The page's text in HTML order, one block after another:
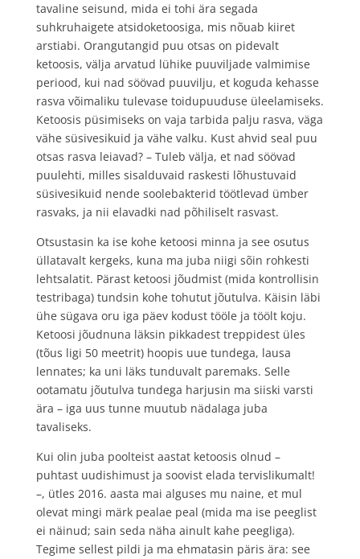
tavaline seisund, mida ei tohi ära segada
suhkruhaigete atsidoketoosiga, mis nõuab kiiret
arstiabi. Orangutangid puu otsas on pidevalt
ketoosis, välja arvatud lühike puuviljade valmimise
periood, kui nad söövad puuvilju, et koguda kehasse
rasva võimaliku tulevase toidupuuduse üleelamiseks.
Ketoosis püsimiseks on vaja tarbida palju rasva, väga
vähe süsivesikuid ja vähe valku. Kust ahvid seal puu
otsas rasva leiavad? – Tuleb välja, et nad söövad
puulehti, milles sisalduvaid raskesti lõhustuvaid
süsivesikuid nende soolebakterid töötlevad ümber
rasvaks, ja nii elavadki nad põhiliselt rasvast.
Otsustasin ka ise kohe ketoosi minna ja see osutus
üllatavalt kergeks, kuna ma juba niigi sõin rohkesti
lehtsalatit. Pärast ketoosi jõudmist (mida kontrollisin
testribaga) tundsin kohe tohutut jõutulva. Käisin läbi
ühe sügava oru iga päev kodust tööle ja töölt koju.
Ketoosi jõudnuna läksin pikkadest treppidest üles
(tõus ligi 50 meetrit) hoopis uue tundega, lausa
lennates; ka uni läks tunduvalt paremaks. Selle
ootamatu jõutulva tundega harjusin ma siiski varsti
ära – iga uus tunne muutub nädalaga juba
tavaliseks.
Kui olin juba poolteist aastat ketoosis olnud –
puhtast uudishimust ja soovist elada tervislikumalt!
–, ütles 2016. aasta mai alguses mu naine, et mul
olevat mingi märk pealae peal (mida ma ise peeglist
ei näinud; sain seda näha ainult kahe peegliga).
Tegime sellest pildi ja ma ehmatasin päris ära: see